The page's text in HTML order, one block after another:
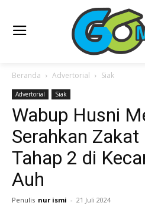
Beranda Advertorial Siak
Advertorial Siak
Wabup Husni
Serahkan
Tahap 2 di
Auh
Penulis nur ismi - 21 Juli 2024